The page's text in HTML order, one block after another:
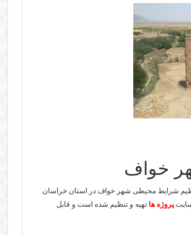
خواف
بررسی اقلیمی و تنظیم شرایط محیطی شهر خواف در استان خراسان
پروژه ها تهیه و تنظیم شده است و قابل